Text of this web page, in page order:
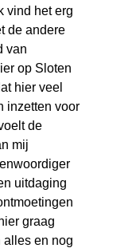
vind het erg
de andere
van
op Sloten
hier veel
inzetten voor
de
mij
uitdaging
graag
alles en nog